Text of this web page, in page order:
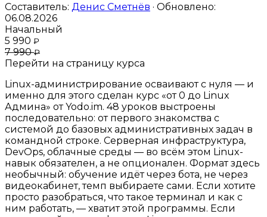
Составитель: Денис Сметнёв · Обновлено:
06.08.2026
Начальный
5 990 ₽
7 990₽
Перейти на страницу курса
Linux-администрирование осваивают с нуля — и
именно для этого сделан курс «от 0 до Linux
Админа» от Yodo.im. 48 уроков выстроены
последовательно: от первого знакомства с
системой до базовых административных задач в
командной строке. Серверная инфраструктура,
DevOps, облачные среды — во всём этом Linux-
навык обязателен, а не опционален. Формат здесь
необычный: обучение идёт через бота, не через
видеокабинет, темп выбираете сами. Если хотите
просто разобраться, что такое терминал и как с
ним работать, — хватит этой программы. Если